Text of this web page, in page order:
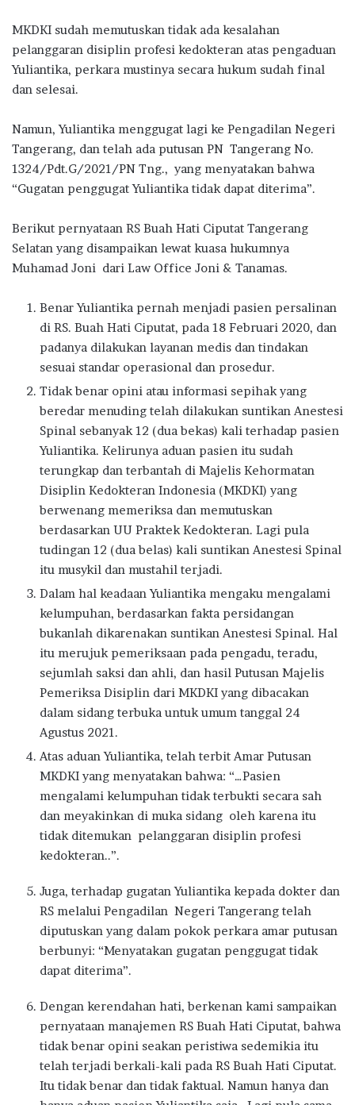
MKDKI sudah memutuskan tidak ada kesalahan
pelanggaran disiplin profesi kedokteran atas pengaduan
Yuliantika, perkara mustinya secara hukum sudah final
dan selesai.
Namun, Yuliantika menggugat lagi ke Pengadilan Negeri
Tangerang, dan telah ada putusan PN Tangerang No.
1324/Pdt.G/2021/PN Tng., yang menyatakan bahwa
“Gugatan penggugat Yuliantika tidak dapat diterima”.
Berikut pernyataan RS Buah Hati Ciputat Tangerang
Selatan yang disampaikan lewat kuasa hukumnya
Muhamad Joni dari Law Office Joni & Tanamas.
Benar Yuliantika pernah menjadi pasien persalinan
di RS. Buah Hati Ciputat, pada 18 Februari 2020, dan
padanya dilakukan layanan medis dan tindakan
sesuai standar operasional dan prosedur.
Tidak benar opini atau informasi sepihak yang
beredar menuding telah dilakukan suntikan Anestesi
Spinal sebanyak 12 (dua bekas) kali terhadap pasien
Yuliantika. Kelirunya aduan pasien itu sudah
terungkap dan terbantah di Majelis Kehormatan
Disiplin Kedokteran Indonesia (MKDKI) yang
berwenang memeriksa dan memutuskan
berdasarkan UU Praktek Kedokteran. Lagi pula
tudingan 12 (dua belas) kali suntikan Anestesi Spinal
itu musykil dan mustahil terjadi.
Dalam hal keadaan Yuliantika mengaku mengalami
kelumpuhan, berdasarkan fakta persidangan
bukanlah dikarenakan suntikan Anestesi Spinal. Hal
itu merujuk pemeriksaan pada pengadu, teradu,
sejumlah saksi dan ahli, dan hasil Putusan Majelis
Pemeriksa Disiplin dari MKDKI yang dibacakan
dalam sidang terbuka untuk umum tanggal 24
Agustus 2021.
Atas aduan Yuliantika, telah terbit Amar Putusan
MKDKI yang menyatakan bahwa: “…Pasien
mengalami kelumpuhan tidak terbukti secara sah
dan meyakinkan di muka sidang oleh karena itu
tidak ditemukan pelanggaran disiplin profesi
kedokteran..”.
Juga, terhadap gugatan Yuliantika kepada dokter dan
RS melalui Pengadilan Negeri Tangerang telah
diputuskan yang dalam pokok perkara amar putusan
berbunyi: “Menyatakan gugatan penggugat tidak
dapat diterima”.
Dengan kerendahan hati, berkenan kami sampaikan
pernyataan manajemen RS Buah Hati Ciputat, bahwa
tidak benar opini seakan peristiwa sedemikia itu
telah terjadi berkali-kali pada RS Buah Hati Ciputat.
Itu tidak benar dan tidak faktual. Namun hanya dan